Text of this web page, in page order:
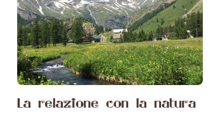
La relazione con la natura